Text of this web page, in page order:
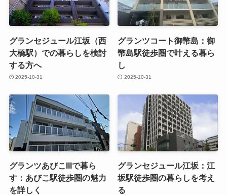
グランセジュール江坂（西
大橋駅）での暮らしを検討
する方へ
2025-10-31
グランツコート御幣島：御
幣島駅徒歩圏で叶える暮ら
し
2025-10-31
グランツあびこIIIで暮ら
す：あびこ駅徒歩圏の魅力
を詳しく
グランセジュール江坂：江
坂駅徒歩圏の暮らしを考え
る